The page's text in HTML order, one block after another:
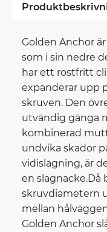
Golden Anchor
som i sin nedre
har ett rostfritt
expanderar upp
skruven. Den
utvändig gänga
kombinerad
undvika skador
vidislagning, är
en slagnacke.Då
skruvdiametern
mellan
Golden Anchor